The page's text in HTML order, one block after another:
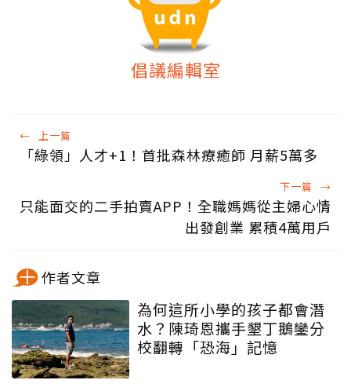
倡議編輯室
← 上一篇
「綠領」人才+1！首批森林療癒師 月薪5萬多
下一篇 →
只能面交的二手拍賣APP！全職媽媽從主婦心情
出發創業 累積4萬用戶
作者文章
為何這所小學的孩子都會潛
水？陳琦恩攜手墾丁鵝鑾分
校翻轉「恐海」記憶